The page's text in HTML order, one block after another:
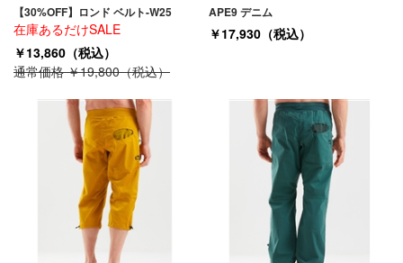
【30%OFF】ロンド ベルト-W25
在庫あるだけSALE
￥13,860（税込）
通常価格 ￥19,800（税込）
APE9 デニム
￥17,930（税込）